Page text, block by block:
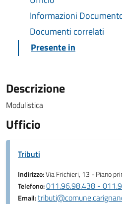
Informazioni
Documenti correlati
Presente in
Descrizione
Modulistica
Ufficio
Tributi
Indirizzo:Via Frichieri, 13 - Piano
Telefono:011.96.98.438 -
Email: